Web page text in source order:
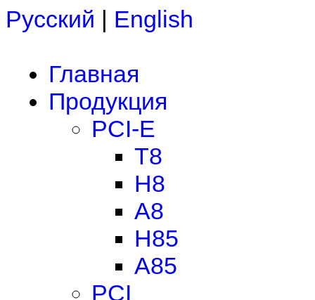
Русский | English
Главная
Продукция
PCI-E
T8
H8
A8
H85
A85
PCI